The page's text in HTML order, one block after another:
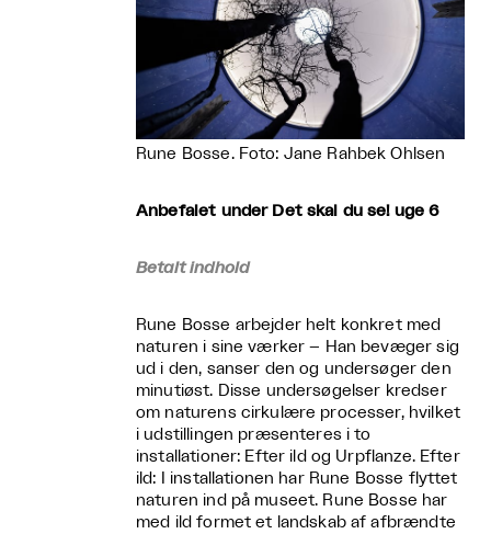
Rune Bosse. Foto: Jane Rahbek Ohlsen
Anbefalet under Det skal du se! uge 6
Betalt indhold
Rune Bosse arbejder helt konkret med
naturen i sine værker – Han bevæger sig
ud i den, sanser den og undersøger den
minutiøst. Disse undersøgelser kredser
om naturens cirkulære processer, hvilket
i udstillingen præsenteres i to
installationer: Efter ild og Urpflanze. Efter
ild: I installationen har Rune Bosse flyttet
naturen ind på museet. Rune Bosse har
med ild formet et landskab af afbrændte